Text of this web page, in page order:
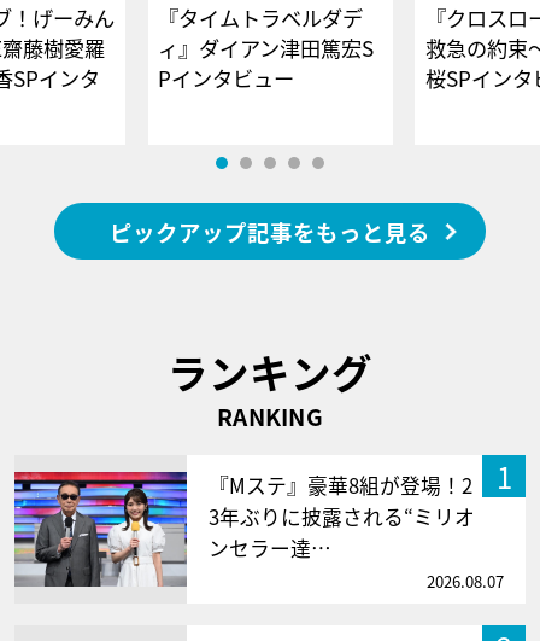
！げーみん
藤樹愛羅
SPインタ
『タイムトラベルダデ
ィ』ダイアン津田篤宏S
Pインタビュー
『クロス
救急の約束
桜SPイ
ピックアップ記事をもっと見る
ランキング
RANKING
1
『Mステ』豪華8組が登場！2
3年ぶりに披露される“ミリオ
ンセラー達…
2026.08.07